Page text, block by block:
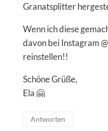
Granatsplitter
Wenn ich diese
davon bei Instagram
reinstellen!!
Schöne Grüße,
Ela 🤗
Antworten